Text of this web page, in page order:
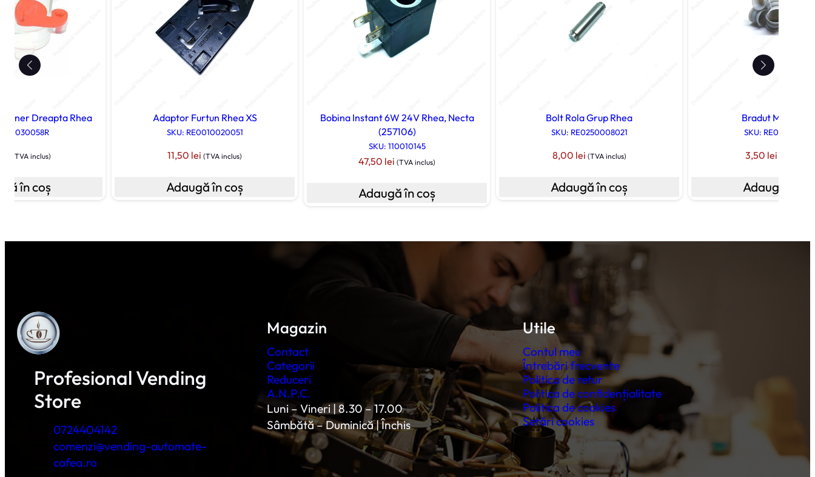
Dreapta Rhea
(TVA inclus)
în coș
Adaptor Furtun Rhea XS
SKU: RE0010020051
11,50 lei (TVA inclus)
Adaugă în coș
Bobina Instant 6W 24V Rhea, Necta
(257106)
SKU: 110010145
47,50 lei (TVA inclus)
Adaugă în coș
Bolt Rola Grup Rhea
SKU: RE0250008021
8,00 lei (TVA inclus)
Adaugă în coș
Bradut Mixer
SKU:
3,50 lei
Adaugă în
Profesional Vending
Store
0724404142
comenzi@vending-automate-
cafea.ro
Magazin
Contact
Categorii
Reduceri
A.N.P.C.
Luni – Vineri | 8.30 – 17.00
Sâmbătă – Duminică | Închis
Utile
Contul meu
Întrebări frecvente
Politica de retur
Politica de confidențialitate
Politica de cookies
Setări cookies